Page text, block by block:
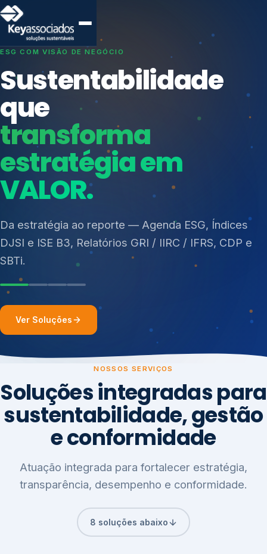
SISTEMAS DE GESTÃO OTIMIZADOS E INTEGRADOS
Conformidade que
protege seu
negócio.
Consultoria, auditoria e treinamentos em ISO 27001,
ISO 27701, ISO 42001, ISO 37001, ISO 9001, ISO
resíduos sólidos (PGRS/PMGRS).
Índices de Mercado
Mudanças Climáticas
Reputação e Cadeia
Reporte Regulatório
Ver Soluções
NOSSOS SERVIÇOS
Soluções integradas para
sustentabilidade, gestão
e conformidade
Atuação integrada para fortalecer estratégia,
transparência, desempenho e conformidade.
8 soluções abaixo